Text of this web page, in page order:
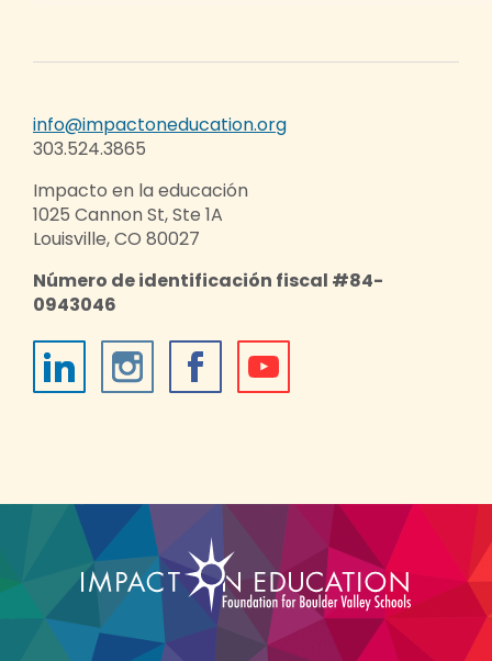
info@impactoneducation.org
303.524.3865
Impacto en la educación
1025 Cannon St, Ste 1A
Louisville, CO 80027
Número de identificación fiscal #84-
0943046